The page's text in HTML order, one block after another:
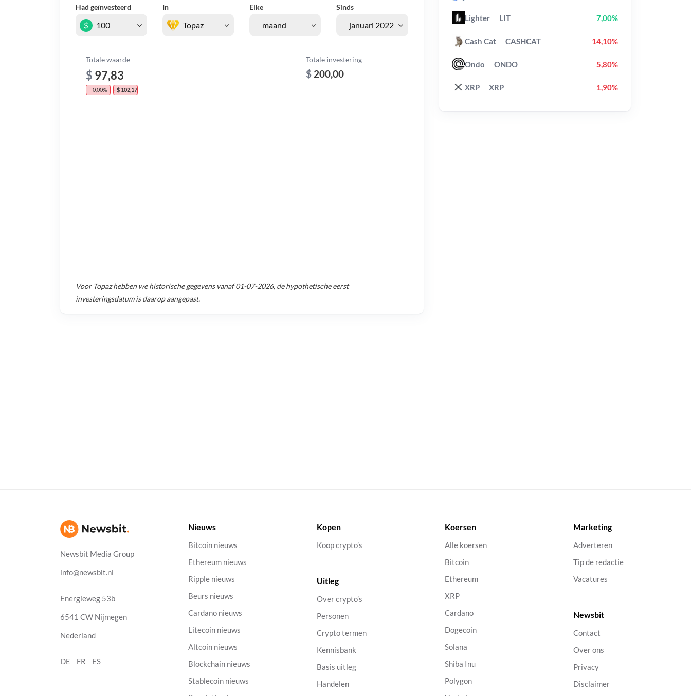
Had geïnvesteerd In Elke Sinds
$
Totale waarde
$ 97,83
- 0,00% - $ 102,17
Totale investering
$ 200,00
Voor Topazhebben we historische gegevens vanaf01-07-2026, de hypothetische eerst
investeringsdatum is daarop aangepast.
Lighter LIT 7,00%
Cash Cat CASHCAT 14,10%
Ondo ONDO 5,80%
XRP XRP 1,90%
Newsbit Media Group
info@newsbit.nl
Energieweg 53b
6541 CW Nijmegen
Nederland
DE FR ES
Nieuws
Bitcoin nieuws
Ethereum nieuws
Ripple nieuws
Beurs nieuws
Cardano nieuws
Litecoin nieuws
Altcoin nieuws
Blockchain nieuws
Stablecoin nieuws
Kopen
Koop crypto’s
Uitleg
Over crypto’s
Personen
Crypto termen
Kennisbank
Basis uitleg
Handelen
Koersen
Alle koersen
Bitcoin
Ethereum
XRP
Cardano
Dogecoin
Solana
Shiba Inu
Polygon
Marketing
Adverteren
Tip de redactie
Vacatures
Newsbit
Contact
Over ons
Privacy
Disclaimer